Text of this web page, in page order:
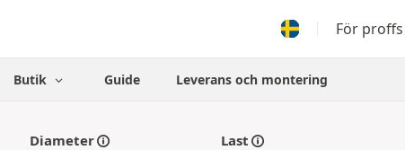
För proffs
Butik Guide Leverans och montering
Diameter Last